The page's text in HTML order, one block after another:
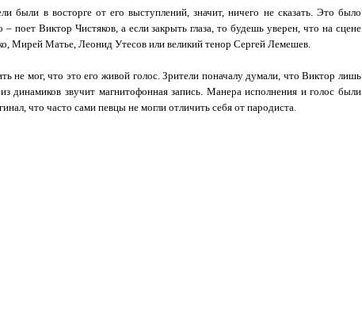
были в восторге от его выступлений, значит, ничего не сказать. Это было
– поет Виктор Чистяков, а если закрыть глаза, то будешь уверен, что на сцене
Мирей Матье, Леонид Утесов или великий тенор Сергей Лемешев.
не мог, что это его живой голос. Зрители поначалу думали, что Виктор лишь
динамиков звучит магнитофонная запись. Манера исполнения и голос были
что часто сами певцы не могли отличить себя от пародиста.